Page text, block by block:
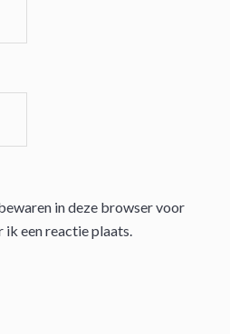
in deze browser voor
een reactie plaats.